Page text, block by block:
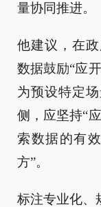
量协同推进。
他建议，在
数据鼓励“应
为预设特定
侧，应坚持“
索数据的有
方”。
标注专业化、